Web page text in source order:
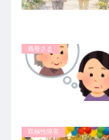
義母さま
双極性障害